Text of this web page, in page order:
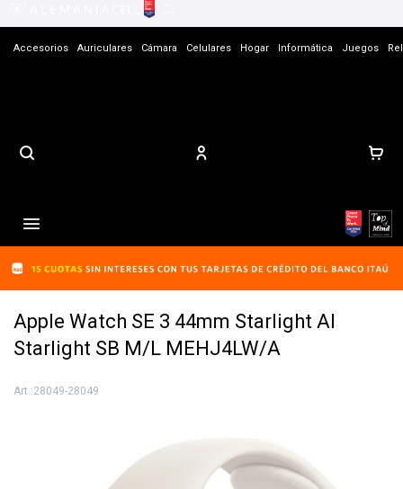
Accesorios Auriculares Cámara Celulares Hogar Informática Juegos

Apple Watch SE 3 44mm Starlight Al
Starlight SB M/L MEHJ4LW/A
28049-28049